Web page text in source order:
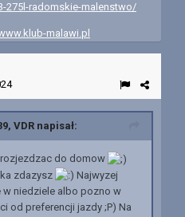
275l-radomskie-malenstwo/
malawi.pl
VDR napisał:
do domow
zdazysz
Najwyzej
niedziele albo pozno w
od preferencji jazdy ;P) Na